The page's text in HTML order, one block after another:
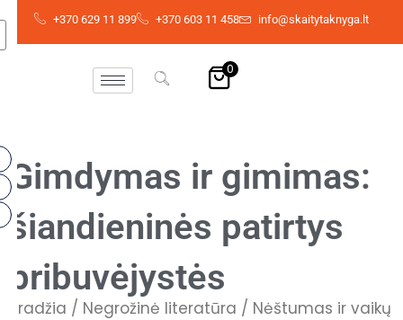
Pereiti
+370 629 11 899 +370 603 11 458 info@skaitytaknyga.lt
0
Gimdymas ir gimimas:
šiandieninės patirtys
pribuvėjystės
Pradžia / Negrožinė literatūra / Nėštumas ir vaikų